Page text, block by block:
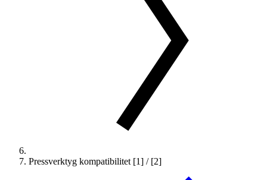
Pressverktyg kompatibilitet [1] / [2]